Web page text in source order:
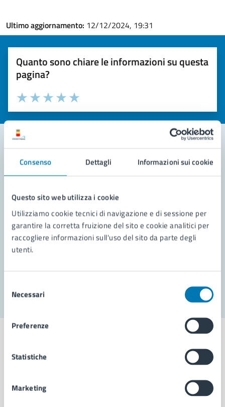
Consenso Dettagli Informazioni sui cookie
Questo sito web utilizza i cookie
Utilizziamo cookie tecnici di navigazione e di sessione per
garantire la corretta fruizione del sito e cookie analitici per
raccogliere informazioni sull'uso del sito da parte degli
utenti.
delNecessari
Preferenze
Statistiche
Marketing
Ultimo aggiornamento: 12/12/2024, 19:31
Quanto sono chiare le informazioni su questa
pagina?
Valuta la chiarezza delle informazioni (da 1 a 5 stelle)
Seleziona il numero di stelle per valutare la chiarezza delle
Valuta 5 stelle su 5
Valuta 4 stelle su 5
Valuta 3 stelle su 5
Valuta 2 stelle su 5
Valuta 1 stelle su 5
Contatta il comune
Richiedi assistenza
Prenota appuntamento
Problemi in città